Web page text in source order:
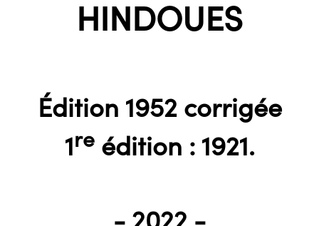
HINDOUES
Édition 1952 corrigée
1reédition : 1921.